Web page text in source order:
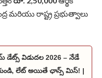
మరియు రాష్ట్ర ప్రభుత్వాలు
డేట్స్ విడుదల 2026 – నేడే
లేట్ అయితే ఛాన్స్ మిస్! |